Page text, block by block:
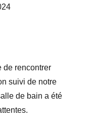
de rencontrer
suivi de notre
de bain a été